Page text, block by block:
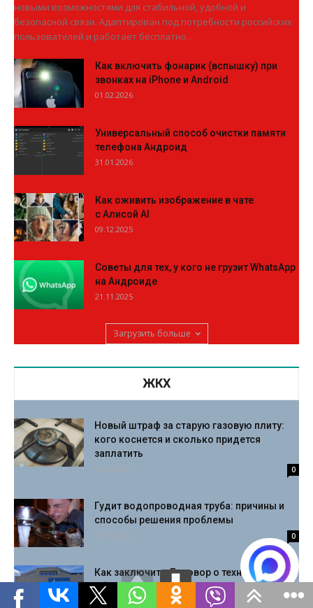
новыми возможностями для стабильной, удобной и
безопасной связи. Адаптирован под потребности российских
пользователей и работает бесплатно...
Как включить фонарик (вспышку) при
звонках на iPhone и Android
01.02.2026
Универсальный способ очистки памяти
телефона Андроид
31.01.2026
Как оживить изображение в чате
с Алисой AI
09.12.2025
Советы для тех, у кого не грузит WhatsApp
на Андроиде
21.11.2025
Загрузить больше
ЖКХ
Новый штраф за старую газовую плиту:
кого коснется и сколько придется
заплатить
0
Гудит водопроводная труба: причины и
способы решения проблемы
0
Как заключить Договор о техническом
обслуживании внутридомового газового
оборудования